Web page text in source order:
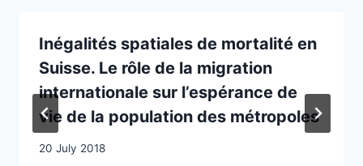
Inégalités spatiales de mortalité en
Suisse. Le rôle de la migration
internationale sur l’espérance de
vie de la population des métropoles
20 July 2018